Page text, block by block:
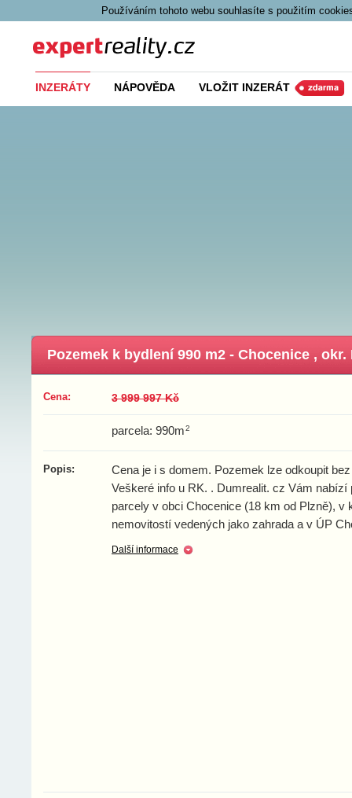
Používáním tohoto webu souhlasíte s použitím
INZERÁTY NÁPOVĚDA VLOŽIT INZERÁT
Pozemek k bydlení 990 m2 - Chocenice ,
Cena: 3 999 997 Kč
parcela: 990m2
Popis:
Cena je i s domem. Pozemek lze odkoupit
Veškeré info u RK. . Dumrealit. cz Vám nabízí
parcely v obci Chocenice (18 km od Plzně), v
nemovitostí vedených jako zahrada a v ÚP
Další informace